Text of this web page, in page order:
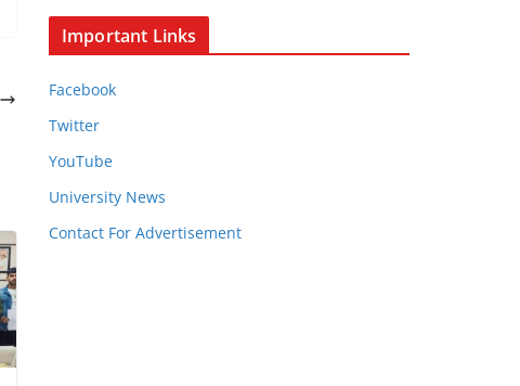
Important Links
Facebook
Twitter
YouTube
University News
Contact For Advertisement